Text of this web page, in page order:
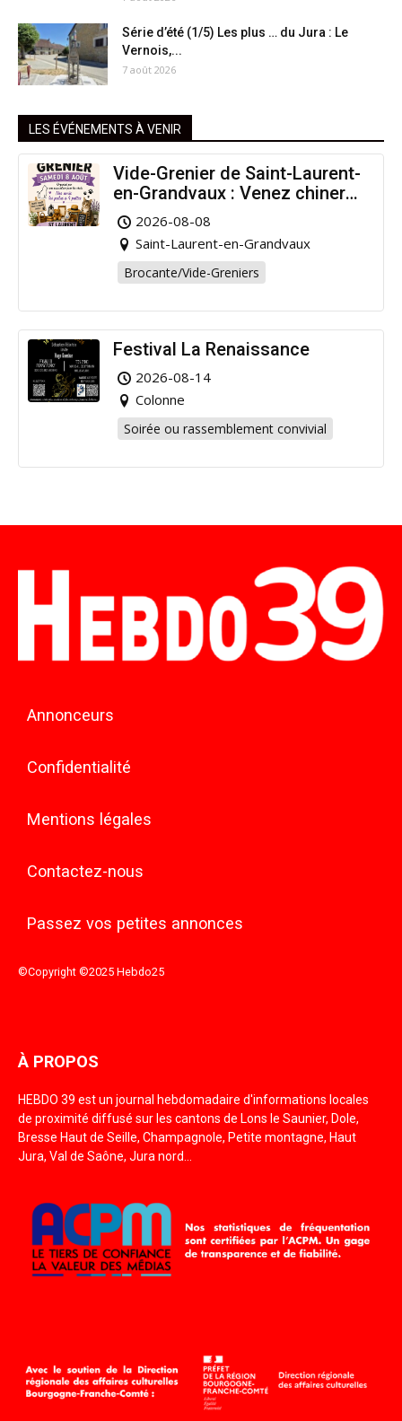
Série d’été (1/5) Les plus … du Jura : Le
Vernois,...
7 août 2026
LES ÉVÉNEMENTS À VENIR
Vide-Grenier de Saint-Laurent-
en-Grandvaux : Venez chiner
pour la bonne cause !
2026-08-08
Saint-Laurent-en-Grandvaux
Brocante/Vide-Greniers
Festival La Renaissance
2026-08-14
Colonne
Soirée ou rassemblement convivial